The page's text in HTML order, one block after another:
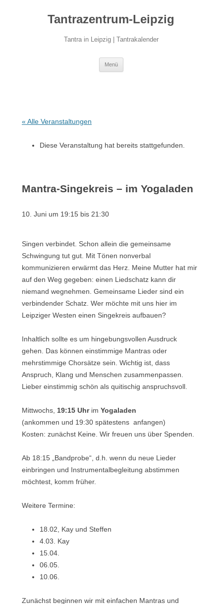
Tantrazentrum-Leipzig
Tantra in Leipzig | Tantrakalender
Menü
« Alle Veranstaltungen
Diese Veranstaltung hat bereits stattgefunden.
Mantra-Singekreis – im Yogaladen
10. Juni um 19:15 bis 21:30
Singen verbindet. Schon allein die gemeinsame
Schwingung tut gut. Mit Tönen nonverbal
kommunizieren erwärmt das Herz. Meine Mutter hat mir
auf den Weg gegeben: einen Liedschatz kann dir
niemand wegnehmen. Gemeinsame Lieder sind ein
verbindender Schatz. Wer möchte mit uns hier im
Leipziger Westen einen Singekreis aufbauen?
Inhaltlich sollte es um hingebungsvollen Ausdruck
gehen. Das können einstimmige Mantras oder
mehrstimmige Chorsätze sein. Wichtig ist, dass
Anspruch, Klang und Menschen zusammenpassen.
Lieber einstimmig schön als quitischig anspruchsvoll.
Mittwochs, 19:15 Uhr im Yogaladen
(ankommen und 19:30 spätestens anfangen)
Kosten: zunächst Keine. Wir freuen uns über Spenden.
Ab 18:15 „Bandprobe“, d.h. wenn du neue Lieder
einbringen und Instrumentalbegleitung abstimmen
möchtest, komm früher.
Weitere Termine:
18.02, Kay und Steffen
4.03. Kay
15.04.
06.05.
10.06.
Zunächst beginnen wir mit einfachen Mantras und